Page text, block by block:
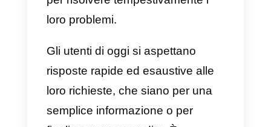
riferimento cliccherà
conversazione in Instagram
Direct.